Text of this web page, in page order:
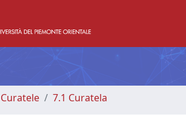
7.1 Curatela